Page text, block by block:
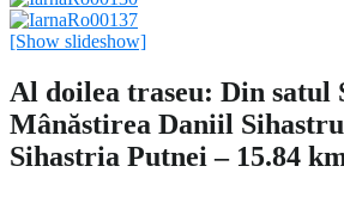
[Show slideshow]
Al doilea traseu: Din satul
Mânăstirea Daniil
Sihastria Putnei – 15.84